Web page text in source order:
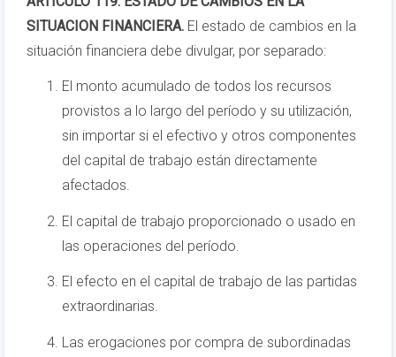
SITUACION FINANCIERA. El estado de cambios en la
situación financiera debe divulgar, por separado:
El monto acumulado de todos los recursos
provistos a lo largo del período y su utilización,
sin importar si el efectivo y otros componentes
del capital de trabajo están directamente
afectados.
El capital de trabajo proporcionado o usado en
las operaciones del período.
El efecto en el capital de trabajo de las partidas
extraordinarias.
Las erogaciones por compra de subordinadas